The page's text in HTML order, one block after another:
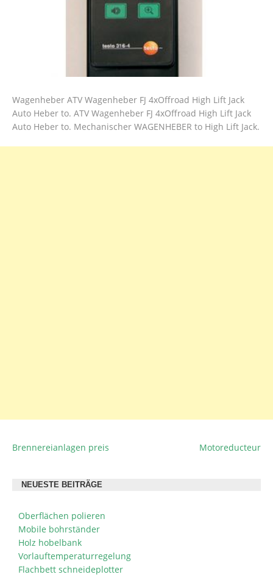
Wagenheber ATV Wagenheber FJ 4xOffroad High Lift Jack
Auto Heber to. ATV Wagenheber FJ 4xOffroad High Lift Jack
Auto Heber to. Mechanischer WAGENHEBER to High Lift Jack.
BEITRAGSNAVIGATION
Brennereianlagen preis Motoreducteur
NEUESTE BEITRÄGE
Oberflächen polieren
Mobile bohrständer
Holz hobelbank
Vorlauftemperaturregelung
Flachbett schneideplotter